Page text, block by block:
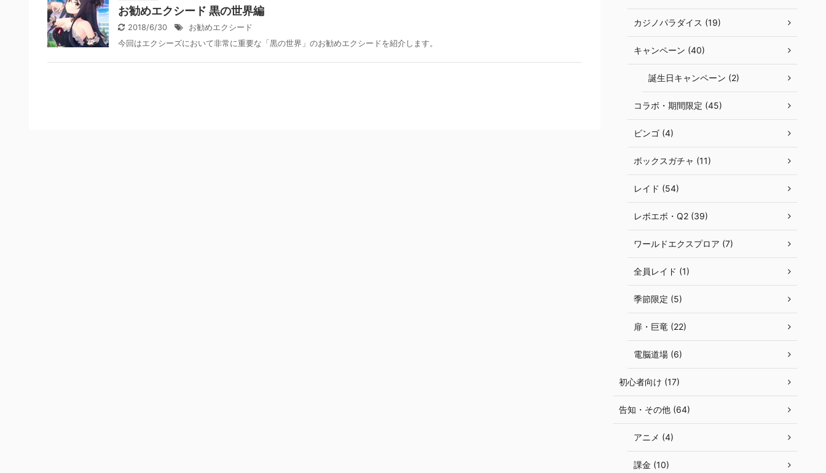
お勧めエクシード 黒の世界編
2018/6/30
お勧めエクシード
今回はエクシーズにおいて非常に重要な「黒の世界」のお勧めエクシードを紹介します。
カジノパラダイス (19)
キャンペーン (40)
誕生日キャンペーン (2)
コラボ・期間限定 (45)
ビンゴ (4)
ボックスガチャ (11)
レイド (54)
レボエボ・Q2 (39)
ワールドエクスプロア (7)
全員レイド (1)
季節限定 (5)
扉・巨竜 (22)
電脳道場 (6)
初心者向け (17)
告知・その他 (64)
アニメ (4)
課金 (10)